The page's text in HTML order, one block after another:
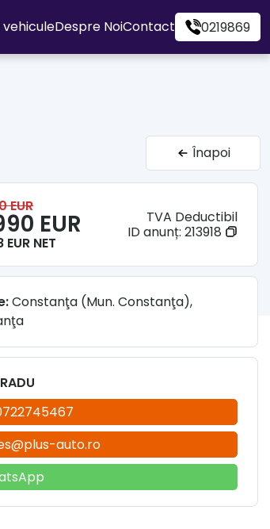
Despre NoiContact 0219869
Înapoi
EUR
EUR
NET
TVA Deductibil
ID anunț: 213918
Constanţa (Mun. Constanţa),
auto.ro